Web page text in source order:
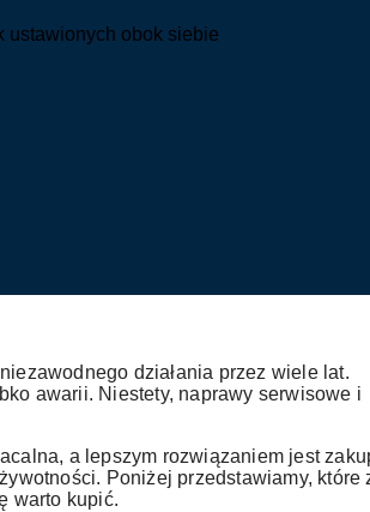
działania przez wiele lat.
awarii. Niestety, naprawy serwisowe i
a lepszym rozwiązaniem jest
Poniżej przedstawiamy, które
warto kupić.